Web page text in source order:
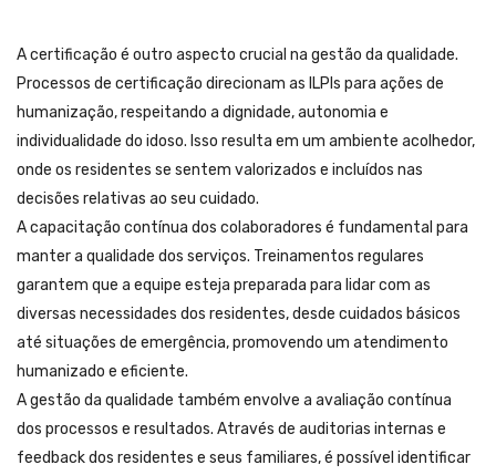
A certificação é outro aspecto crucial na gestão da qualidade.
Processos de certificação direcionam as ILPIs para ações de
humanização, respeitando a dignidade, autonomia e
individualidade do idoso. Isso resulta em um ambiente acolhedor,
onde os residentes se sentem valorizados e incluídos nas
decisões relativas ao seu cuidado.
A capacitação contínua dos colaboradores é fundamental para
manter a qualidade dos serviços. Treinamentos regulares
garantem que a equipe esteja preparada para lidar com as
diversas necessidades dos residentes, desde cuidados básicos
até situações de emergência, promovendo um atendimento
humanizado e eficiente.
A gestão da qualidade também envolve a avaliação contínua
dos processos e resultados. Através de auditorias internas e
feedback dos residentes e seus familiares, é possível identificar